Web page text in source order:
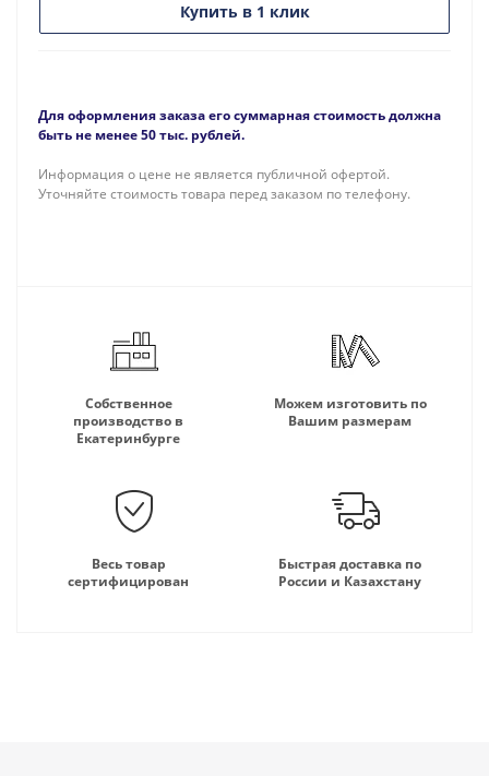
Купить в 1 клик
Для оформления заказа его суммарная стоимость должна
быть не менее 50 тыс. рублей.
Информация о цене не является публичной офертой.
Уточняйте стоимость товара перед заказом по телефону.
Собственное
производство в
Екатеринбурге
Можем изготовить по
Вашим размерам
Весь товар
сертифицирован
Быстрая доставка по
России и Казахстану